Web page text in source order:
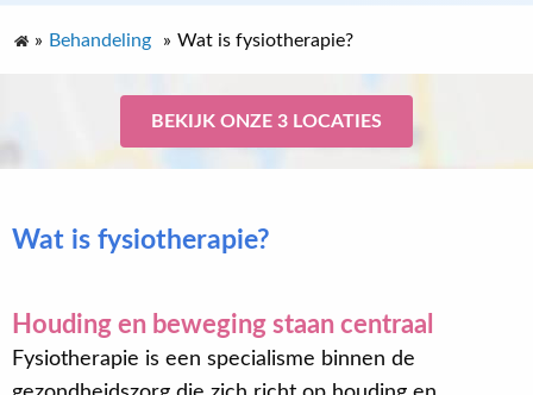
» Behandeling » Wat is fysiotherapie?
BEKIJK ONZE 3 LOCATIES
Wat is fysiotherapie?
Houding en beweging staan centraal
Fysiotherapie is een specialisme binnen de